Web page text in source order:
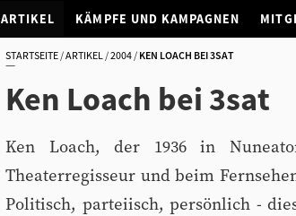
ARTIKEL KÄMPFE UND KAMPAGNEN
STARTSEITE ARTIKEL 2004 KEN LOACH BEI 3SAT
Ken Loach bei 3sat
Ken Loach, der 1936 in
Theaterregisseur und beim
Politisch, parteiisch, persönlich -